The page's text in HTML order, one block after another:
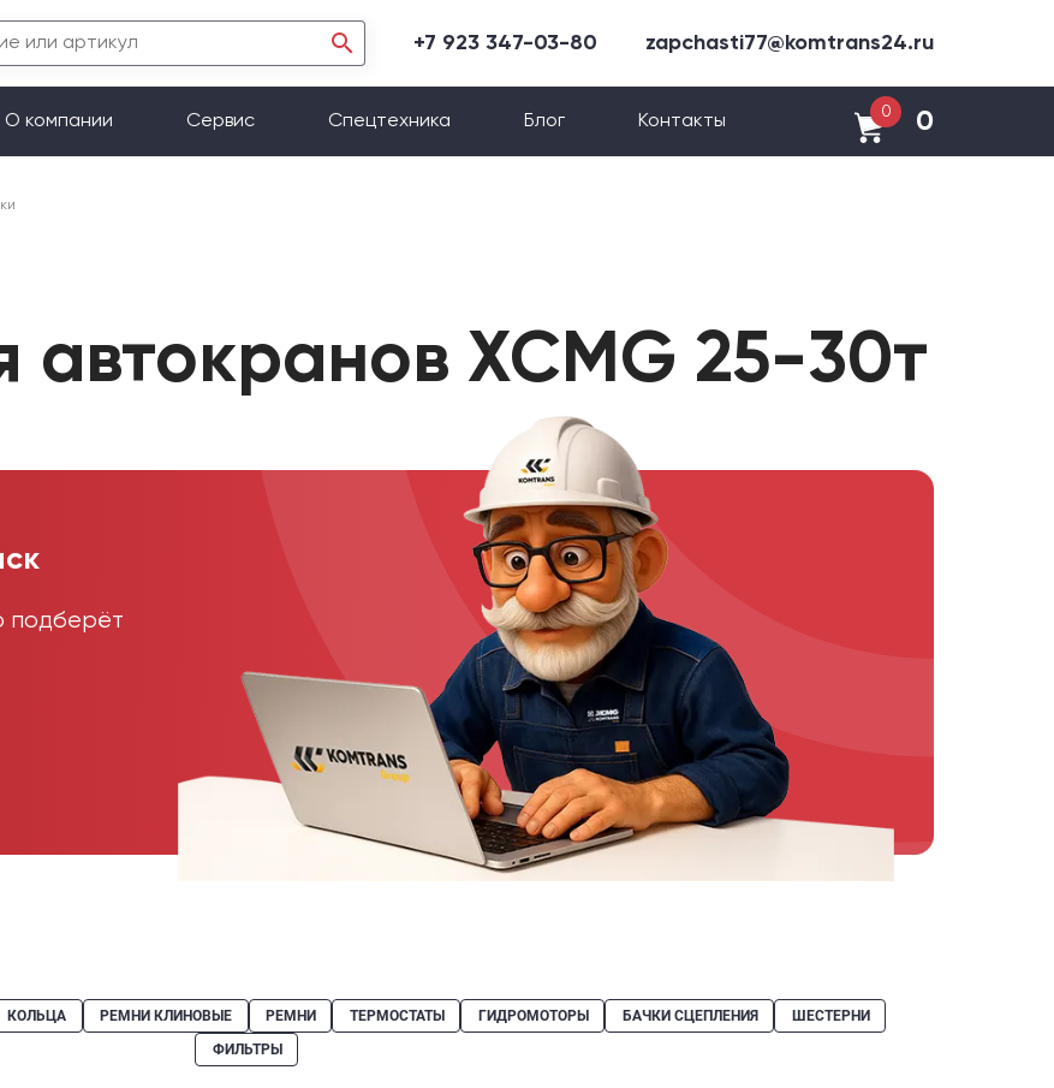
+7 923 347-03-80 zapchasti77@komtrans24.ru
О компании Сервис Спецтехника Блог Контакты
0 0
автокранов XCMG 25-30т
подберёт
КОЛЬЦА РЕМНИ КЛИНОВЫЕ РЕМНИ ТЕРМОСТАТЫ ГИДРОМОТОРЫ БАЧКИ СЦЕПЛЕНИЯ
ШЕСТЕРНИ
ФИЛЬТРЫ